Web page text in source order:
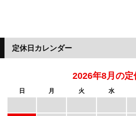
定休日カレンダー
2026年8月の定
日 月 火 水